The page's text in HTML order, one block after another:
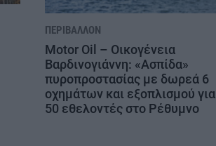
ΠΕΡΙΒΆΛΛΟΝ
Motor Oil – Οικογένεια
Βαρδινογιάννη: «Ασπίδα»
πυροπροστασίας με δωρεά 6
οχημάτων και εξοπλισμού για
50 εθελοντές στο Ρέθυμνο